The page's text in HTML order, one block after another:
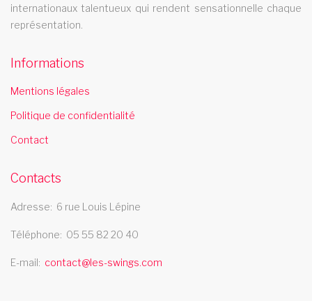
Le cabaret Les Swings se deplace dans le departement haute
poitou charente
spectacle cabaret ile de france
cabaret nievre
Le cabaret Les Swings se deplace dans le departement de la
cabaret gagny
internationaux talentueux qui rendent sensationnelle chaque
représentation.
Informations
Mentions légales
Politique de confidentialité
Contact
Contacts
Adresse 6 rue Louis Lépine
Téléphone 05 55 82 20 40
E-mail contact@les-swings.com